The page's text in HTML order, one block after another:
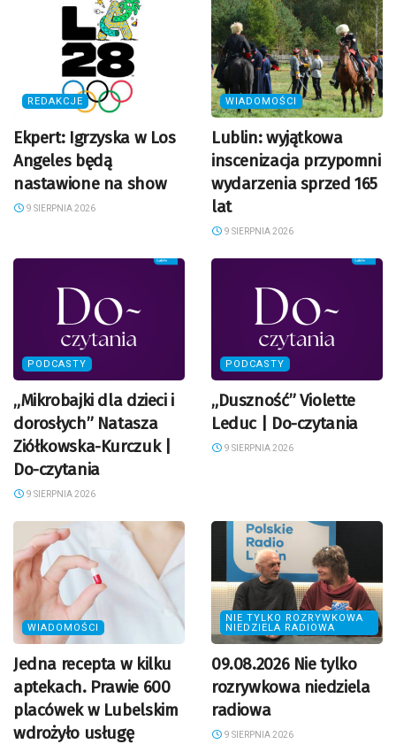
REDAKCJE
Ekpert: Igrzyska w Los
Angeles będą
nastawione na show
9 SIERPNIA 2026
WIADOMOŚCI
Lublin: wyjątkowa
inscenizacja przypomni
wydarzenia sprzed 165
lat
9 SIERPNIA 2026
PODCASTY
„Mikrobajki dla dzieci i
dorosłych” Natasza
Ziółkowska-Kurczuk |
Do-czytania
9 SIERPNIA 2026
PODCASTY
„Duszność” Violette
Leduc | Do-czytania
9 SIERPNIA 2026
WIADOMOŚCI
Jedna recepta w kilku
aptekach. Prawie 600
placówek w Lubelskim
wdrożyło usługę
NIE TYLKO ROZRYWKOWA
NIEDZIELA RADIOWA
09.08.2026 Nie tylko
rozrywkowa niedziela
radiowa
9 SIERPNIA 2026